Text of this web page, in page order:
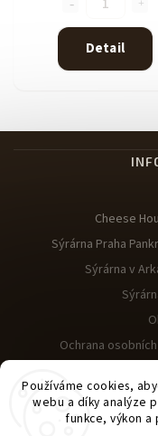
Používáme cookies,
webu a díky analýze
funkce, výkon
Detail
Cheese
Sýrárna Praha
Sýrárna v
Ochrana